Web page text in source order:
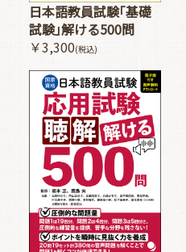
日本語教員試験｢基礎
試験｣解ける500問
￥3,300(税込)